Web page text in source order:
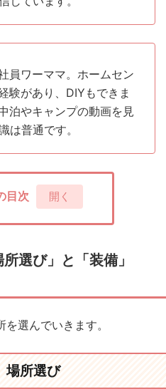
員ワーママ。ホームセン
験があり、DIYもできま
泊やキャンプの動画を見
は普通です。
目次 開く
選び」と「装備」
選んでいきます。
場所選び